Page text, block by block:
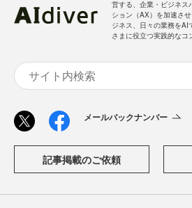
営する、企業・ビジネス
ション（AX）を加速さ
ジネス、日々の業務をAI
さまに役立つ実践的なコ
メールバックナンバー
記事掲載のご依頼